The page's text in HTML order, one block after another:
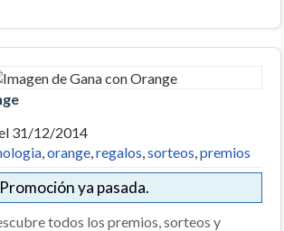
31/12/2014
orange regalos sorteos premios
ya pasada.
todos los premios, sorteos y